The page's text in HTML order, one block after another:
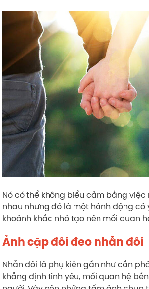
Nó có thể không biểu cảm bằng việc
nhau nhưng đó là một hành động có
khoảnh khắc nhỏ tạo nên mối quan
Ảnh cặp đôi đeo nhẫn đôi
Nhẫn đôi là phụ kiện gần như cần
khẳng định tình yêu, mối quan hệ